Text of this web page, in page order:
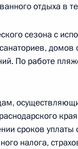
Кожемяко
отдыха в
сезона с
домов
По работе
сроков уплаты
налога,